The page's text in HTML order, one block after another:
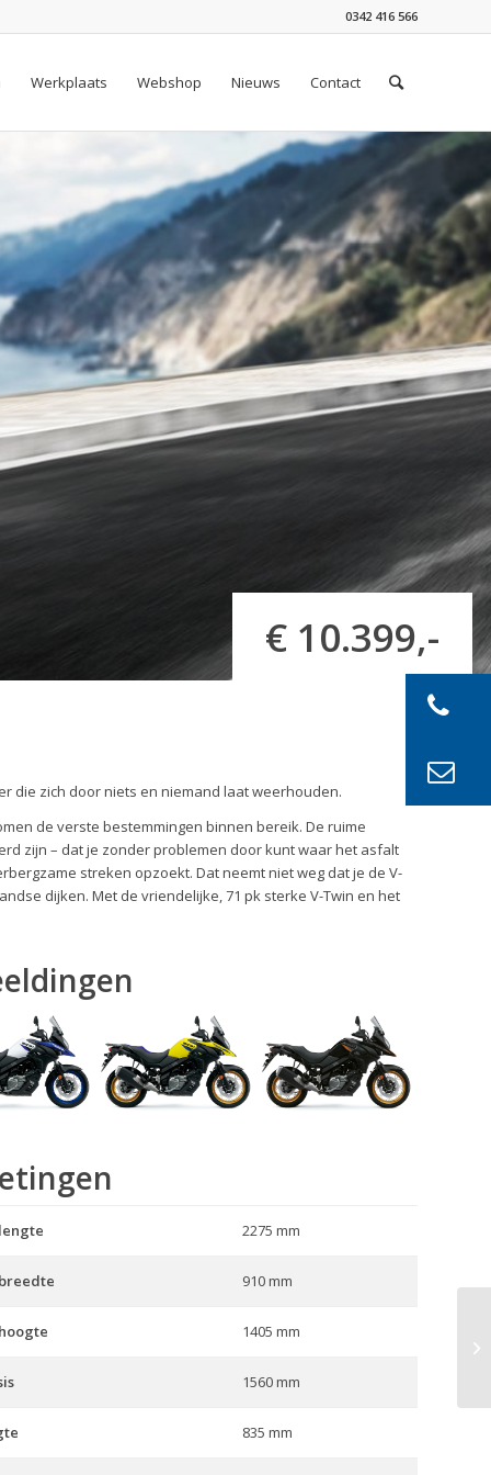
0342 416 566
Werkplaats Webshop Nieuws Contact
€ 10.399,-
die zich door niets en niemand laat weerhouden.
de verste bestemmingen binnen bereik. De ruime
zijn – dat je zonder problemen door kunt waar het asfalt
streken opzoekt. Dat neemt niet weg dat je de V-
dijken. Met de vriendelijke, 71 pk sterke V-Twin en het
2275 mm
910 mm
1405 mm
1560 mm
835 mm